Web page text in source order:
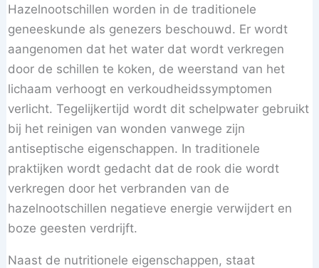
Hazelnootschillen worden in de traditionele
geneeskunde als genezers beschouwd. Er wordt
aangenomen dat het water dat wordt verkregen
door de schillen te koken, de weerstand van het
lichaam verhoogt en verkoudheidssymptomen
verlicht. Tegelijkertijd wordt dit schelpwater gebruikt
bij het reinigen van wonden vanwege zijn
antiseptische eigenschappen. In traditionele
praktijken wordt gedacht dat de rook die wordt
verkregen door het verbranden van de
hazelnootschillen negatieve energie verwijdert en
boze geesten verdrijft.
Naast de nutritionele eigenschappen, staat